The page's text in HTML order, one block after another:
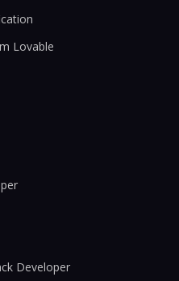
Lovable
Developer